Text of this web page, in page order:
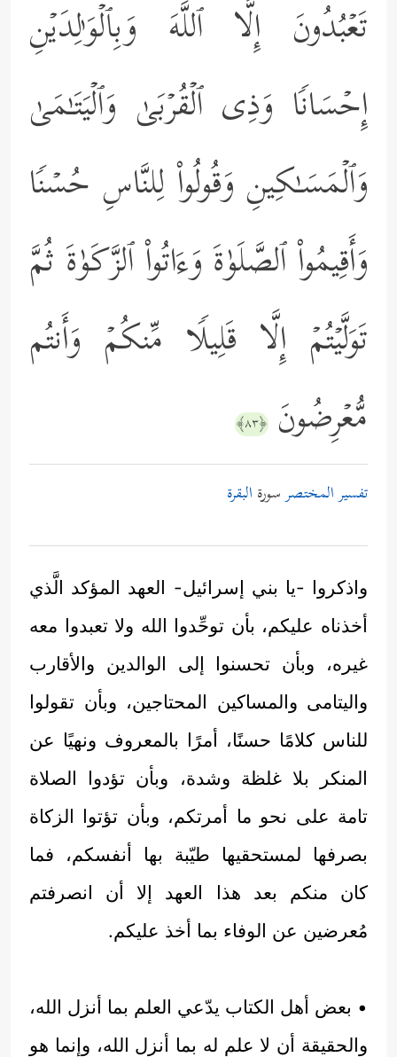
تَعۡبُدُونَ إِلَّا ٱللَّهَ وَبِٱلۡوَ ٰ⁠لِدَیۡنِ
إِحۡسَانࣰا وَذِی ٱلۡقُرۡبَىٰ وَٱلۡیَتَـٰمَىٰ
وَٱلۡمَسَـٰكِینِ وَقُولُواْ لِلنَّاسِ حُسۡنࣰا
وَأَقِیمُواْ ٱلصَّلَوٰةَ وَءَاتُواْ ٱلزَّكَوٰةَ ثُمَّ
تَوَلَّیۡتُمۡ إِلَّا قَلِیلࣰا مِّنكُمۡ وَأَنتُم
مُّعۡرِضُونَ ﴿٨٣﴾
تفسير المختصرسورة البقرة
واذكروا -يا بني إسرائيل- العهد المؤكد الَّذي
أخذناه عليكم، بأن توحِّدوا الله ولا تعبدوا معه
غيره، وبأن تحسنوا إلى الوالدين والأقارب
واليتامى والمساكين المحتاجين، وبأن تقولوا
للناس كلامًا حسنًا، أمرًا بالمعروف ونهيًا عن
المنكر بلا غلظة وشدة، وبأن تؤدوا الصلاة
تامة على نحو ما أمرتكم، وبأن تؤتوا الزكاة
بصرفها لمستحقيها طيّبة بها أنفسكم، فما
كان منكم بعد هذا العهد إلا أن انصرفتم
مُعرضين عن الوفاء بما أخذ عليكم.
• بعض أهل الكتاب يدّعي العلم بما أنزل الله،
والحقيقة أن لا علم له بما أنزل الله، وإنما هو